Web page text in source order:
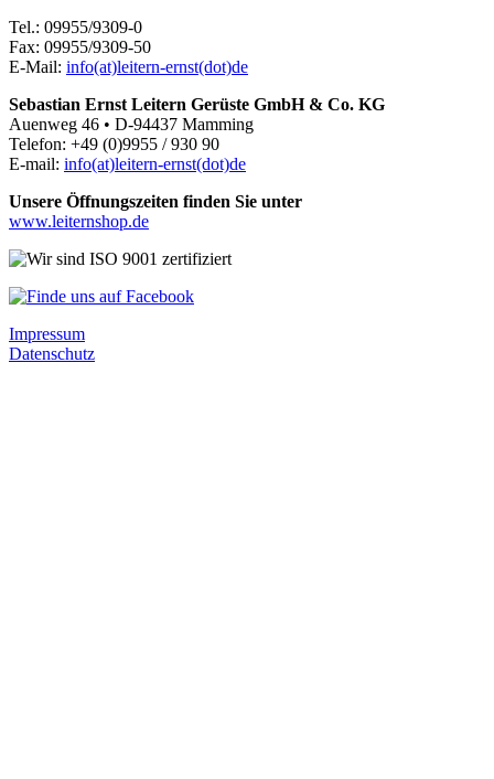
Tel.: 09955/9309-0
Fax: 09955/9309-50
E-Mail: info(at)leitern-ernst(dot)de
Sebastian Ernst Leitern Gerüste GmbH & Co. KG
Auenweg 46 • D-94437 Mamming
Telefon: +49 (0)9955 / 930 90
E-mail: info(at)leitern-ernst(dot)de
Unsere Öffnungszeiten finden Sie unter
www.leiternshop.de
Impressum
Datenschutz